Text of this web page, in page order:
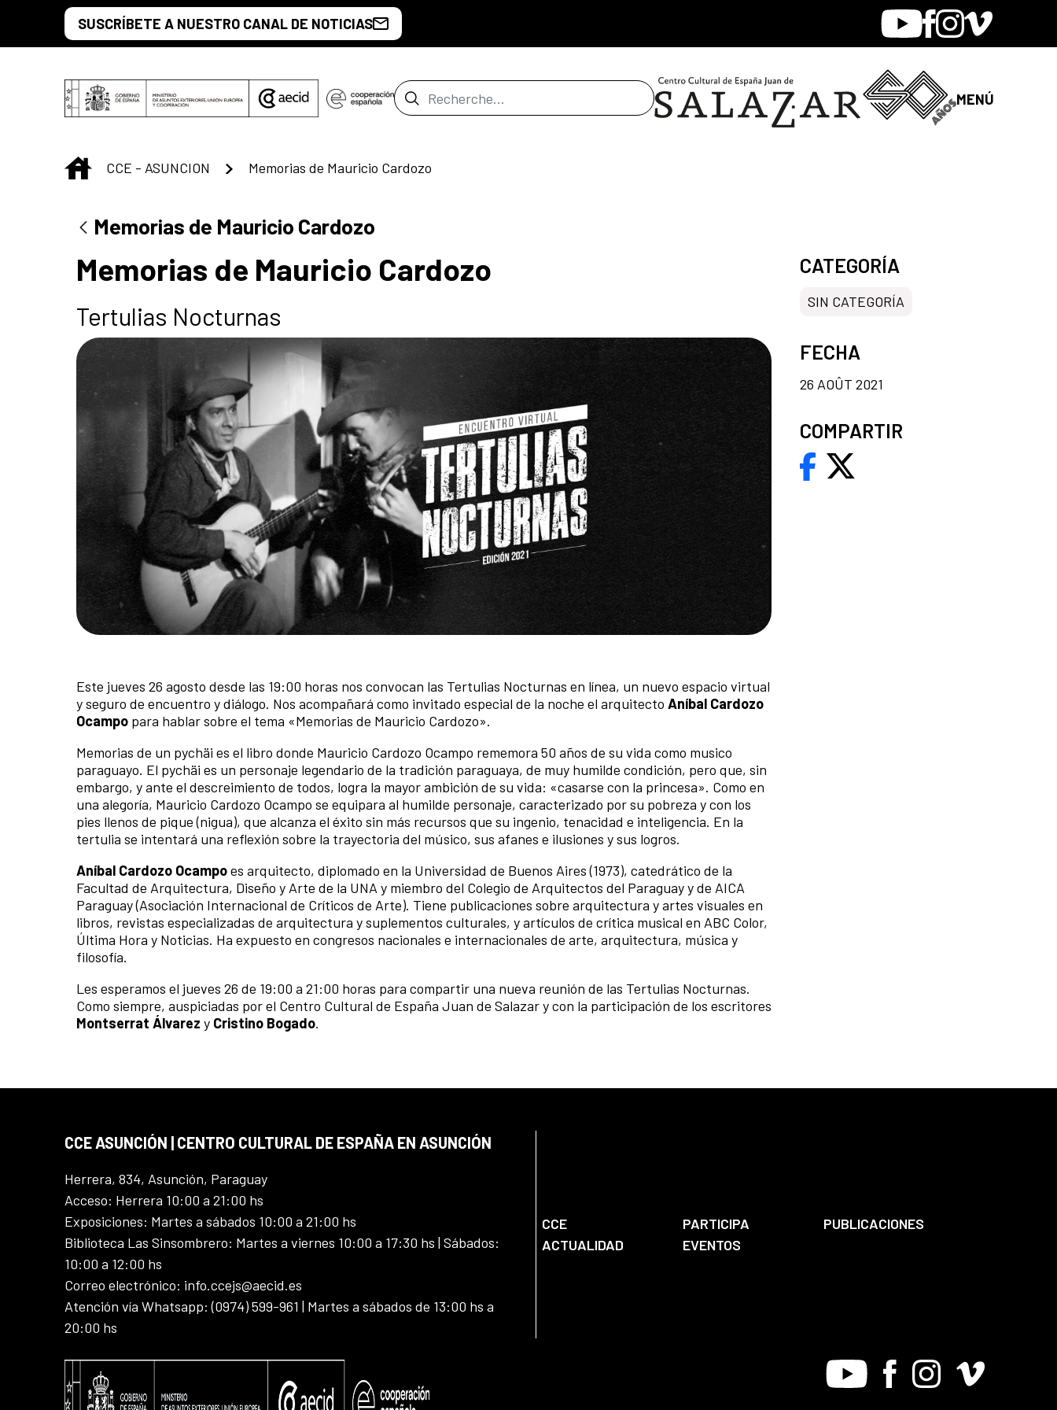
Saut au contenu principal
SUSCRÍBETE A NUESTRO CANAL DE NOTICIAS YoutubeFacebook
Instagram
Vimeo
Barre de recherche MENÚ
INICIO
CCE - ASUNCION Memorias de Mauricio Cardozo
Memorias de Mauricio Cardozo
Memorias de Mauricio Cardozo
Tertulias Nocturnas
Este jueves 26 agosto desde las 19:00 horas nos convocan las Tertulias Nocturnas en línea, un nuevo espacio virtual
y seguro de encuentro y diálogo. Nos acompañará como invitado especial de la noche el arquitecto Aníbal Cardozo
Ocampo para hablar sobre el tema «Memorias de Mauricio Cardozo».
Memorias de un pychäi es el libro donde Mauricio Cardozo Ocampo rememora 50 años de su vida como musico
paraguayo. El pychäi es un personaje legendario de la tradición paraguaya, de muy humilde condición, pero que, sin
embargo, y ante el descreimiento de todos, logra la mayor ambición de su vida: «casarse con la princesa». Como en
una alegoría, Mauricio Cardozo Ocampo se equipara al humilde personaje, caracterizado por su pobreza y con los
pies llenos de pique (nigua), que alcanza el éxito sin más recursos que su ingenio, tenacidad e inteligencia. En la
tertulia se intentará una reflexión sobre la trayectoria del músico, sus afanes e ilusiones y sus logros.
Aníbal Cardozo Ocampoes arquitecto, diplomado en la Universidad de Buenos Aires (1973), catedrático de la
Facultad de Arquitectura, Diseño y Arte de la UNA y miembro del Colegio de Arquitectos del Paraguay y de AICA
Paraguay (Asociación Internacional de Críticos de Arte). Tiene publicaciones sobre arquitectura y artes visuales en
libros, revistas especializadas de arquitectura y suplementos culturales, y artículos de crítica musical en ABC Color,
Última Hora y Noticias. Ha expuesto en congresos nacionales e internacionales de arte, arquitectura, música y
filosofía.
Les esperamos el jueves 26 de 19:00 a 21:00 horas para compartir una nueva reunión de las Tertulias Nocturnas.
Como siempre, auspiciadas por el Centro Cultural de España Juan de Salazar y con la participación de los escritores
Montserrat Álvarez y Cristino Bogado.
CATEGORÍA
SIN CATEGORÍA
FECHA
26 AOÛT 2021
COMPARTIR
CCE ASUNCIÓN | CENTRO CULTURAL DE ESPAÑA EN ASUNCIÓN
Herrera, 834, Asunción, Paraguay
Acceso: Herrera 10:00 a 21:00 hs
Exposiciones: Martes a sábados 10:00 a 21:00 hs
Biblioteca Las Sinsombrero: Martes a viernes 10:00 a 17:30 hs | Sábados:
10:00 a 12:00 hs
Correo electrónico: info.ccejs@aecid.es
Atención vía Whatsapp: (0974) 599-961 | Martes a sábados de 13:00 hs a
20:00 hs
CCE PARTICIPA
PUBLICACIONES
ACTUALIDAD
EVENTOS
Youtube FacebookInstagram
Vimeo